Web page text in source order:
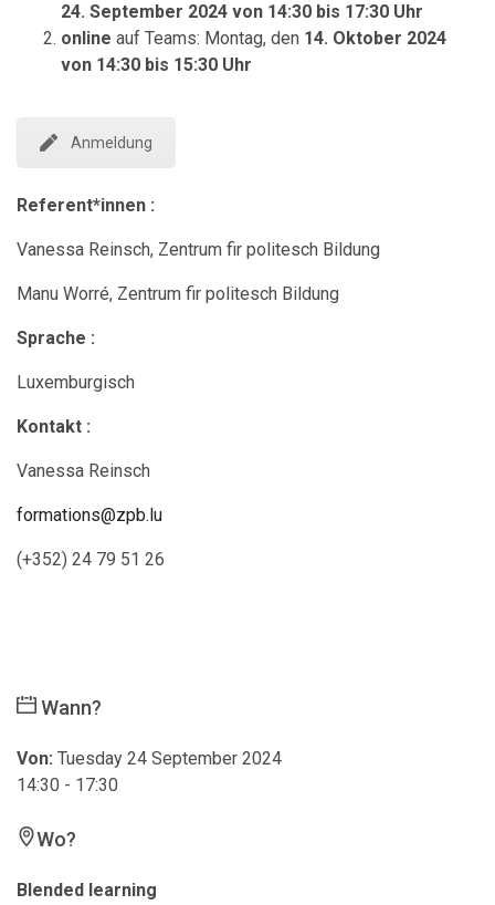
24. September 2024 von 14:30 bis 17:30 Uhr
online auf Teams: Montag, den 14. Oktober 2024
von 14:30 bis 15:30 Uhr
Anmeldung
Referent*innen :
Vanessa Reinsch, Zentrum fir politesch Bildung
Manu Worré, Zentrum fir politesch Bildung
Sprache :
Luxemburgisch
Kontakt :
Vanessa Reinsch
formations@zpb.lu
(+352) 24 79 51 26
Wann?
Von: Tuesday 24 September 2024
14:30 - 17:30
Wo?
Blended learning